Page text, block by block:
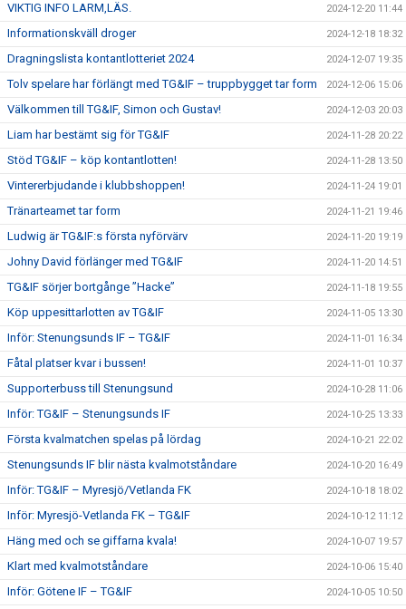
VIKTIG INFO LARM,LÄS. 2024-12-20 11:44
Informationskväll droger 2024-12-18 18:32
Dragningslista kontantlotteriet 2024 2024-12-07 19:35
Tolv spelare har förlängt med TG&IF – truppbygget tar form 2024-12-06 15:06
Välkommen till TG&IF, Simon och Gustav! 2024-12-03 20:03
Liam har bestämt sig för TG&IF 2024-11-28 20:22
Stöd TG&IF – köp kontantlotten! 2024-11-28 13:50
Vintererbjudande i klubbshoppen! 2024-11-24 19:01
Tränarteamet tar form 2024-11-21 19:46
Ludwig är TG&IF:s första nyförvärv 2024-11-20 19:19
Johny David förlänger med TG&IF 2024-11-20 14:51
TG&IF sörjer bortgånge ”Hacke” 2024-11-18 19:55
Köp uppesittarlotten av TG&IF 2024-11-05 13:30
Inför: Stenungsunds IF – TG&IF 2024-11-01 16:34
Fåtal platser kvar i bussen! 2024-11-01 10:37
Supporterbuss till Stenungsund 2024-10-28 11:06
Inför: TG&IF – Stenungsunds IF 2024-10-25 13:33
Första kvalmatchen spelas på lördag 2024-10-21 22:02
Stenungsunds IF blir nästa kvalmotståndare 2024-10-20 16:49
Inför: TG&IF – Myresjö/Vetlanda FK 2024-10-18 18:02
Inför: Myresjö-Vetlanda FK – TG&IF 2024-10-12 11:12
Häng med och se giffarna kvala! 2024-10-07 19:57
Klart med kvalmotståndare 2024-10-06 15:40
Inför: Götene IF – TG&IF 2024-10-05 10:50